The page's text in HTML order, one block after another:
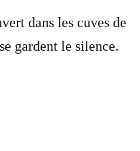
dans les cuves de
gardent le silence.